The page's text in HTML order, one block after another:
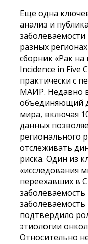
Еще одна
анализ и
разных
сборник «Рак на
Incidence in Five
практически с
МАИР. Недавно
объединяющий
мира, включая
данных
регионального
отслеживать
риска. Один из
«исследования
переехавших в
подтвердило
этиологии
Относительно